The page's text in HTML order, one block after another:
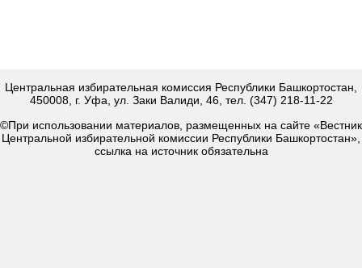
Центральная избирательная комиссия Республики Башкортостан,
450008, г. Уфа, ул. Заки Валиди, 46, тел. (347) 218-11-22
©При использовании материалов, размещенных на сайте «Вестник
Центральной избирательной комиссии Республики Башкортостан»,
ссылка на источник обязательна